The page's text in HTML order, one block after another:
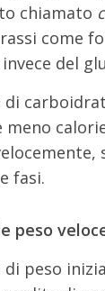
chiamato
come
del
di
fasi.
peso
peso